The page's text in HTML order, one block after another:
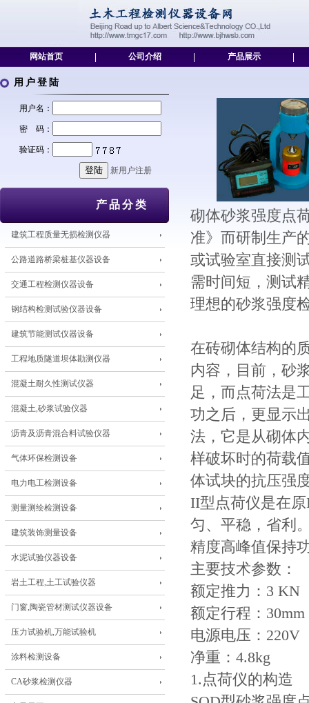
网站首页 公司介绍 产品展示
用户登陆
用户名：
密 码：
验证码：
新用户注册
产品分类
建筑工程质量无损检测仪器
公路道路桥梁桩基仪器设备
交通工程检测仪器设备
钢结构检测试验仪器设备
建筑节能测试仪器设备
工程地质隧道坝体勘测仪器
混凝土耐久性测试仪器
混凝土,砂浆试验仪器
沥青及沥青混合料试验仪器
气体环保检测设备
电力电工检测设备
测量测绘检测设备
建筑装饰测量设备
水泥试验仪器设备
岩土工程,土工试验仪器
门窗,陶瓷管材测试仪器设备
压力试验机,万能试验机
涂料检测设备
CA砂浆检测仪器
砌体砂浆强度点
准》而研制生产
或试验室直接测
需时间短，测试
理想的砂浆强度
在砖砌体结构的
内容，目前，砂
足，而点荷法是
功之后，更显示
法，它是从砌体
样破坏时的荷载
体试块的抗压强
II型点荷仪是在
匀、平稳，省利
精度高峰值保持
主要技术参数：
额定推力：3 KN
额定行程：30mm
电源电压：220V
净重：4.8kg
1.点荷仪的构造